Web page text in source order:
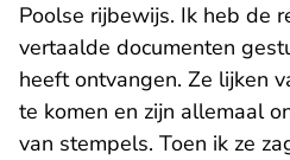
Poolse rijbewijs. Ik heb de
vertaalde documenten
heeft ontvangen. Ze lijken
te komen en zijn allemaal
van stempels. Toen ik ze